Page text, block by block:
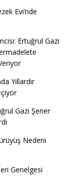
Evi’nde
Ertuğrul Gazi
Yıllardır
Gazi Şener
Nedeni
Genelgesi